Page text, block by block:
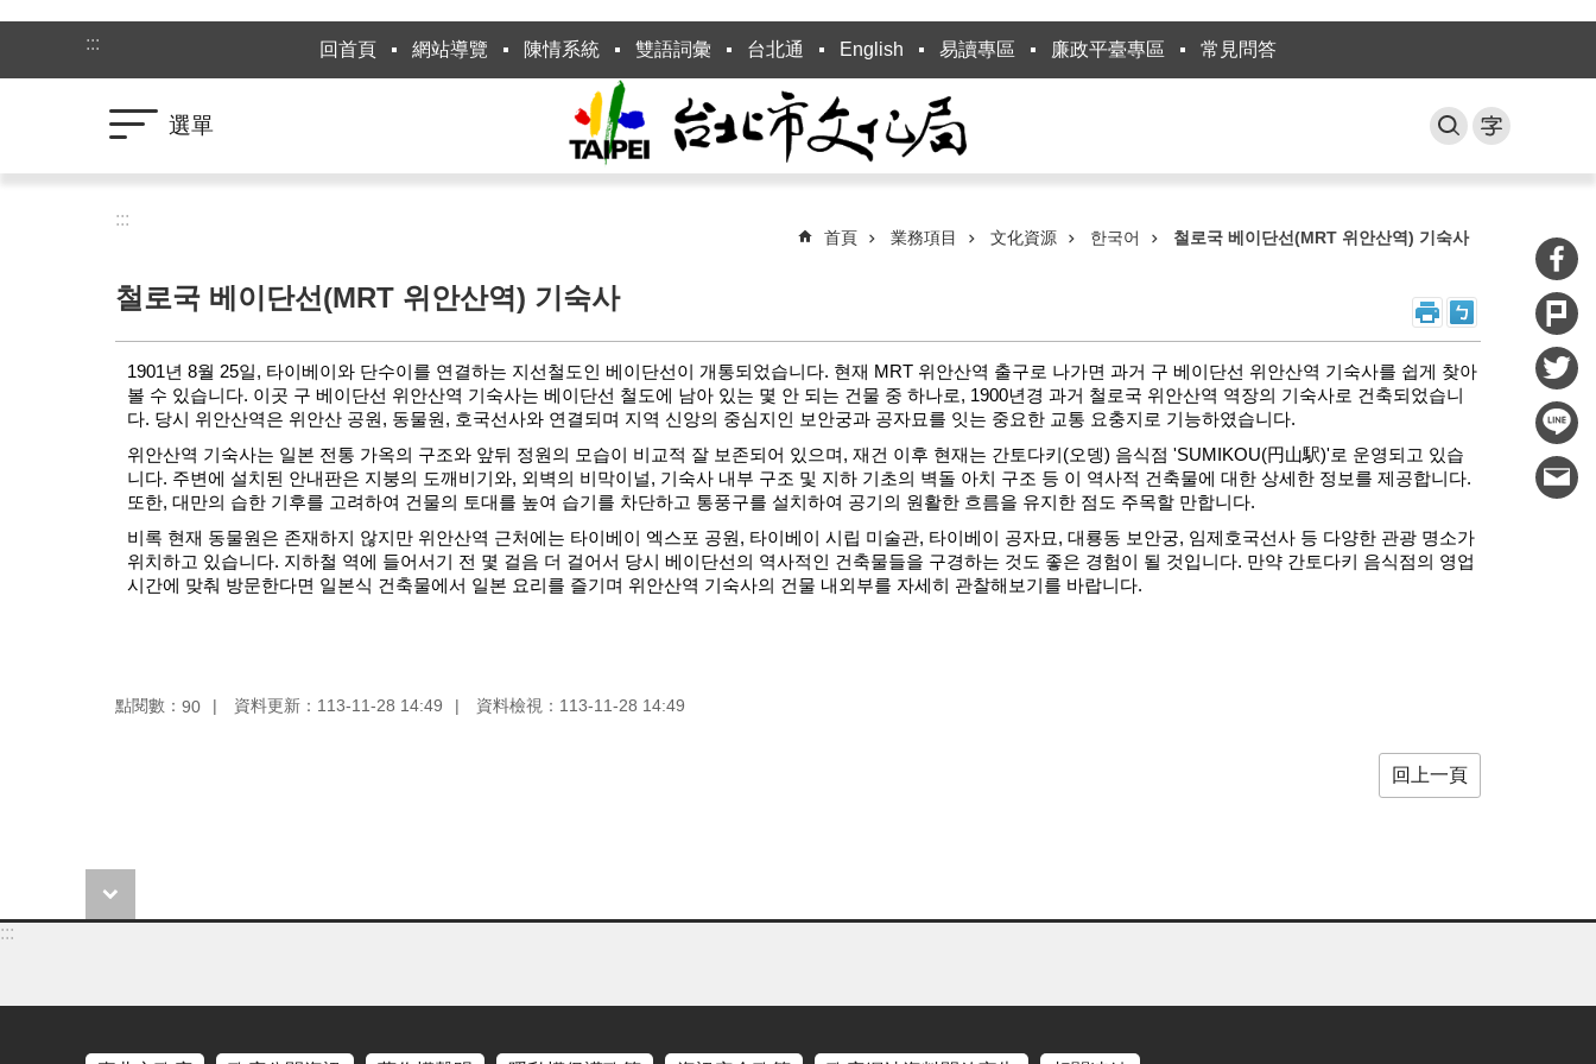
跳到主要內容區塊
:::
回首頁 網站導覽 陳情系統 雙語詞彙 台北通 English 易讀專區 廉政平臺專區 常見問答
選單
:::
首頁 業務項目 文化資源 한국어 철로국 베이단선(MRT 위안산역) 기숙사
철로국 베이단선(MRT 위안산역) 기숙사
1901년 8월 25일, 타이베이와 단수이를 연결하는 지선철도인 베이단선이 개통되었습니다. 현재 MRT 위안산역 출구로 나가면 과거 구 베이단선 위안산역 기숙사를 쉽게 찾아
볼 수 있습니다. 이곳 구 베이단선 위안산역 기숙사는 베이단선 철도에 남아 있는 몇 안 되는 건물 중 하나로, 1900년경 과거 철로국 위안산역 역장의 기숙사로 건축되었습니
다. 당시 위안산역은 위안산 공원, 동물원, 호국선사와 연결되며 지역 신앙의 중심지인 보안궁과 공자묘를 잇는 중요한 교통 요충지로 기능하였습니다.
위안산역 기숙사는 일본 전통 가옥의 구조와 앞뒤 정원의 모습이 비교적 잘 보존되어 있으며, 재건 이후 현재는 간토다키(오뎅) 음식점 'SUMIKOU(円山駅)'로 운영되고 있습
니다. 주변에 설치된 안내판은 지붕의 도깨비기와, 외벽의 비막이널, 기숙사 내부 구조 및 지하 기초의 벽돌 아치 구조 등 이 역사적 건축물에 대한 상세한 정보를 제공합니다.
또한, 대만의 습한 기후를 고려하여 건물의 토대를 높여 습기를 차단하고 통풍구를 설치하여 공기의 원활한 흐름을 유지한 점도 주목할 만합니다.
비록 현재 동물원은 존재하지 않지만 위안산역 근처에는 타이베이 엑스포 공원, 타이베이 시립 미술관, 타이베이 공자묘, 대룡동 보안궁, 임제호국선사 등 다양한 관광 명소가
위치하고 있습니다. 지하철 역에 들어서기 전 몇 걸음 더 걸어서 당시 베이단선의 역사적인 건축물들을 구경하는 것도 좋은 경험이 될 것입니다. 만약 간토다키 음식점의 영업
시간에 맞춰 방문한다면 일본식 건축물에서 일본 요리를 즐기며 위안산역 기숙사의 건물 내외부를 자세히 관찰해보기를 바랍니다.
點閱數： 90 資料更新： 113-11-28 14:49 資料檢視： 113-11-28 14:49
回上一頁
:::